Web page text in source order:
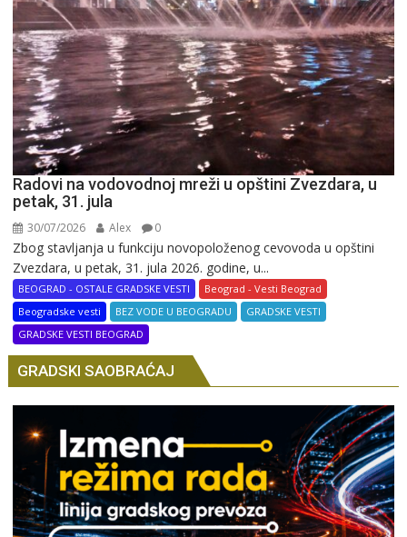
Radovi na vodovodnoj mreži u opštini Zvezdara, u
petak, 31. jula
30/07/2026 Alex 0
Zbog stavljanja u funkciju novopoloženog cevovoda u opštini
Zvezdara, u petak, 31. jula 2026. godine, u...
BEOGRAD - OSTALE GRADSKE VESTI
Beograd - Vesti Beograd
Beogradske vesti
BEZ VODE U BEOGRADU
GRADSKE VESTI
GRADSKE VESTI BEOGRAD
GRADSKI SAOBRAĆAJ